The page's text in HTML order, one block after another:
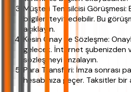
Müşteri Temsilcisi Görüşmesi:
bilgileri teyit edebilir. Bu
açıklayın.
Kesin Onay ve Sözleşme:
gelecek. İnternet şubenizden
sözleşmeyi imzalayın.
Para Transferi: İmza sonrası
hesabınıza geçer. Taksitler